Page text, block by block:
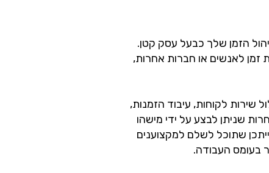
הזמן שלך כבעל עסק קטן.
זמן לאנשים או חברות אחרות,
שירות לקוחות, עיבוד הזמנות,
שניתן לבצע על ידי מישהו
שתוכל לשלם למקצוענים